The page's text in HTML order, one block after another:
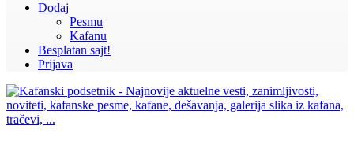
Dodaj
Pesmu
Kafanu
Besplatan sajt!
Prijava